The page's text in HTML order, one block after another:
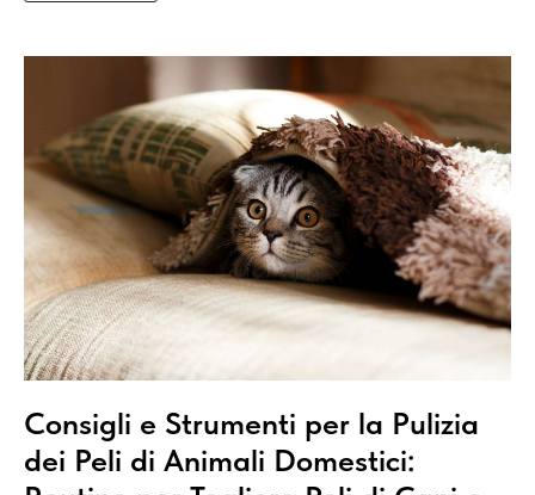
Consigli e Strumenti per la Pulizia
dei Peli di Animali Domestici: